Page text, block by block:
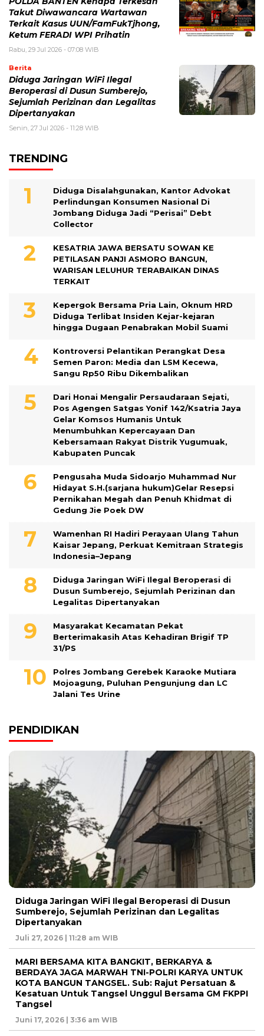
Takut Diwawancara Wartawan
Terkait Kasus UUN/FamFukTjhong,
Ketum FERADI WPI Prihatin
Rabu, 29 Jul 2026 - 07:08 WIB
Berita
Diduga Jaringan WiFi Ilegal
Beroperasi di Dusun Sumberejo,
Sejumlah Perizinan dan Legalitas
Dipertanyakan
Senin, 27 Jul 2026 - 11:28 WIB
TRENDING
Diduga Disalahgunakan, Kantor Advokat
Perlindungan Konsumen Nasional Di
Jombang Diduga Jadi “Perisai” Debt
Collector
KESATRIA JAWA BERSATU SOWAN KE
PETILASAN PANJI ASMORO BANGUN,
WARISAN LELUHUR TERABAIKAN DINAS
TERKAIT
Kepergok Bersama Pria Lain, Oknum HRD
Diduga Terlibat Insiden Kejar-kejaran
hingga Dugaan Penabrakan Mobil Suami
Kontroversi Pelantikan Perangkat Desa
Semen Paron: Media dan LSM Kecewa,
Sangu Rp50 Ribu Dikembalikan
Dari Honai Mengalir Persaudaraan Sejati,
Pos Agengen Satgas Yonif 142/Ksatria Jaya
Gelar Komsos Humanis Untuk
Menumbuhkan Kepercayaan Dan
Kebersamaan Rakyat Distrik Yugumuak,
Kabupaten Puncak
Pengusaha Muda Sidoarjo Muhammad Nur
Hidayat S.H.(sarjana hukum)Gelar Resepsi
Pernikahan Megah dan Penuh Khidmat di
Gedung Jie Poek DW
Wamenhan RI Hadiri Perayaan Ulang Tahun
Kaisar Jepang, Perkuat Kemitraan Strategis
Indonesia–Jepang
Diduga Jaringan WiFi Ilegal Beroperasi di
Dusun Sumberejo, Sejumlah Perizinan dan
Legalitas Dipertanyakan
Masyarakat Kecamatan Pekat
Berterimakasih Atas Kehadiran Brigif TP
31/PS
Polres Jombang Gerebek Karaoke Mutiara
Mojoagung, Puluhan Pengunjung dan LC
Jalani Tes Urine
PENDIDIKAN
Diduga Jaringan WiFi Ilegal Beroperasi di Dusun
Sumberejo, Sejumlah Perizinan dan Legalitas
Dipertanyakan
Juli 27, 2026 | 11:28 am WIB
MARI BERSAMA KITA BANGKIT, BERKARYA &
BERDAYA JAGA MARWAH TNI-POLRI KARYA UNTUK
KOTA BANGUN TANGSEL. Sub: Rajut Persatuan &
Kesatuan Untuk Tangsel Unggul Bersama GM FKPPI
Tangsel
Juni 17, 2026 | 3:36 am WIB